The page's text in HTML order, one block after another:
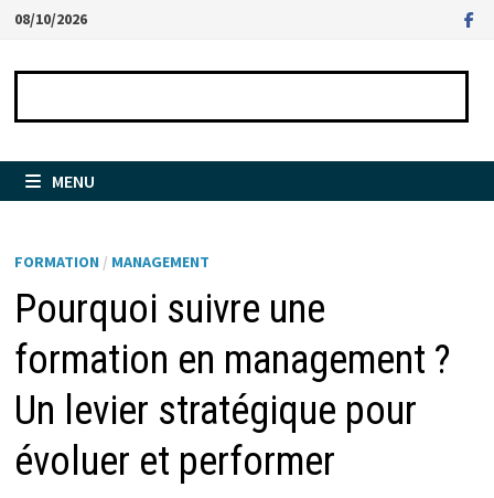
Passer
contenu
08/10/2026
MENU
FORMATION / MANAGEMENT
Pourquoi suivre une
formation en management ?
Un levier stratégique pour
évoluer et performer